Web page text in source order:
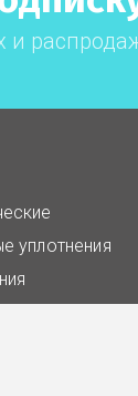
и
уплотнения